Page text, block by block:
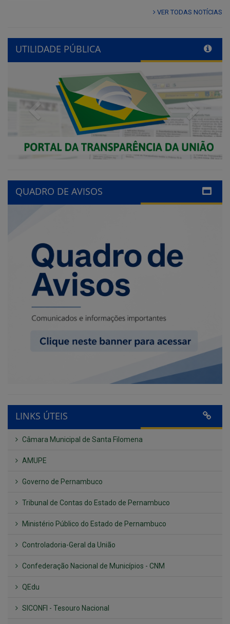
VER TODAS NOTÍCIAS
UTILIDADE PÚBLICA
Previous Next
QUADRO DE AVISOS
LINKS ÚTEIS
Câmara Municipal de Santa Filomena
AMUPE
Governo de Pernambuco
Tribunal de Contas do Estado de Pernambuco
Ministério Público do Estado de Pernambuco
Controladoria-Geral da União
Confederação Nacional de Municípios - CNM
QEdu
SICONFI - Tesouro Nacional